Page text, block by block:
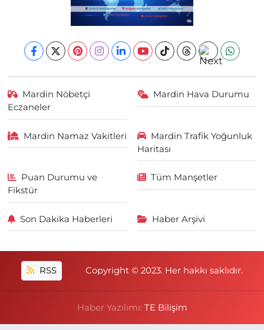
Mardin Nöbetçi
Eczaneler
Mardin Hava Durumu
Mardin Namaz Vakitleri
Mardin Trafik Yoğunluk
Haritası
Puan Durumu ve
Fikstür
Tüm Manşetler
Son Dakika Haberleri Haber Arşivi
RSS Copyright © 2023. Her hakkı saklıdır.
Haber Yazılımı: TE Bilişim